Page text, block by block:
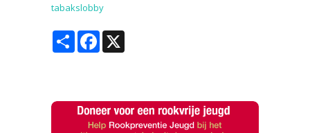
tabakslobby
Share Facebook